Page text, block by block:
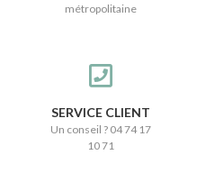
métropolitaine
SERVICE CLIENT
Un conseil ? 04 74 17
10 71